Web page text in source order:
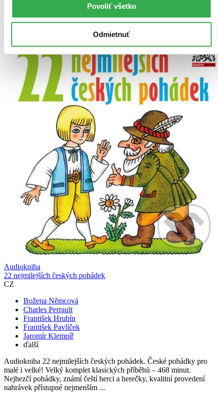
Povoliť všetko
Odmietnuť
posnažíme sa aj trochu rýchlejšie!
Vložiť do košíka
Audiokniha
22 nejmilejších českých pohádek
CZ
Božena Němcová
Charles Perrault
František Hrubín
František Pavlíček
Jaromír Klempíř
ďalší
Audiokniha 22 nejmilejších českých pohádek. České pohádky pro
malé i velké! Velký komplet klasických příběhů – 468 minut.
Nejhezčí pohádky, známí čeští herci a herečky, kvalitní provedení
nahrávek přístupné nejmenším ...